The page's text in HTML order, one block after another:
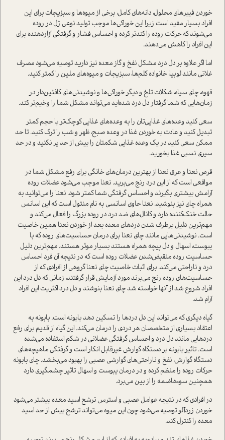
خوردن فیبرهای محلول، دانه‌های کامل، برخی از میوه‌ها و سبزیجات برای این
افراد بسیار مفید است زیرا این خوراکی‌ها موجب تولید نوعی ژل در روده
می‌شوند که حرکات روده را کندتر کرده و احساس فشار و گرفتگی آزار‌دهنده برای
این افراد را کاهش می‌دهند.
اما اگر علاوه بر دل درد مشکل نفخ و گاز معده نیز دارید توصیه می‌شود مصرف
غلاتی مانند لوبیا، خانواده کلم‌ها، سبزیجات و میوه‌های ملین را کمتر کنید.
قهوه، چای سیاه، شکلات تلخ و دیگر خوراکی‌ها و نوشیدنی‌های کافئین‌دار در
زمان‌هایی که شما گرفتار دل درد شده‌اید می‌تواند مشکل شما را وخیم‌تر کند.
سعی کنید وعده‌های غذایی‌تان را به وعده‌های غذایی کوچک‌تر با حجم کمتر
تبدیل کنید و عادت به خوردن غذا در وعده صبح، ظهر و شب را ترک کنید. تا حد
ممکن سعی کنید در یک وعده غذایی شکمتان را بیش از حد پر نکنید و در حد
سیری نسبی غذا بخورید.
قرص نعنا و عرق نعنا از بهترین درمان‌های خانگی برای رفع مشکل شما در
مواقعی است که از این درد رنج می‌برید. نعنا موجب می‌شود عضلات روده
آرامش بیشتری بگیرند و احساس گرفتگی شما کمتر شود. نعنا را می‌توانید به
همراه چای نیز بنوشید. نعنا حاوی اسانسی به نام منتول است که این اسانس
حالت خنک‌کننده دارد و کانال‌های ضد درد در روده بزرگ را فعال می‌کند و
مهم‌ترین دلیل برطرف شدن دردهای معده بعد از خوردن نعنا همین خاصیت
است. نوشیدنی‌هایی مانند چای نعنا برای درمان حساسیت‌های روده که با
یبوست، اسهال و دل پیچه همراه هستند بسیار موثر هستند. مهم‌ترین دلیل
حساسیت روده منقبض‌شدن عضلات روده است که در نتیجه آن فرد احساس
درد و ناراحتی می‌کند. برای اثبات خاصیت چای نعنا گروهی از افرادی که از
حساسیت‌های روده رنج می‌برند مورد آزمایش قرار گرفتند، زمانی که دل درد این
افراد شروع شد از آنها خواسته شد چای نعنا بنوشند و دل درد اکثریت این افراد
آرام شد.
گیاه دیگری که می‌تواند این دل دردها را تسکین دهد بابونه است. بابونه به
اعتقاد بسیاری از متخصصان هر دردی را درمان می‌کند. این گیاه از قدیم برای رفع
دردهایی مانند دل درد و احساس گرفتگی عضلانی در شکم استفاده می‌شده
است. تاثیر بابونه بر دستگاه گوارش غیر‌قابل انکار است و گرفتگی ماهیچه‌های
دستگاه گوارش، نفخ و ناراحتی‌های گوارشی عصبی را بهبود می‌بخشد. چای بابونه
حرکات روده را منظم کرده و در درمان یبوست و اسهال تاثیر چشمگیری دارد
همچنین سو‌ءهاضمه را از بین می‌برد.
در افرادی که در نتیجه عوامل عصبی و استرس ترشح اسید معده بیشتر می‌شود
خوردن زرد‌آلو توصیه می‌شود چون این میوه می‌تواند ترشح بیش از حد اسید
معده را کنترل کند.